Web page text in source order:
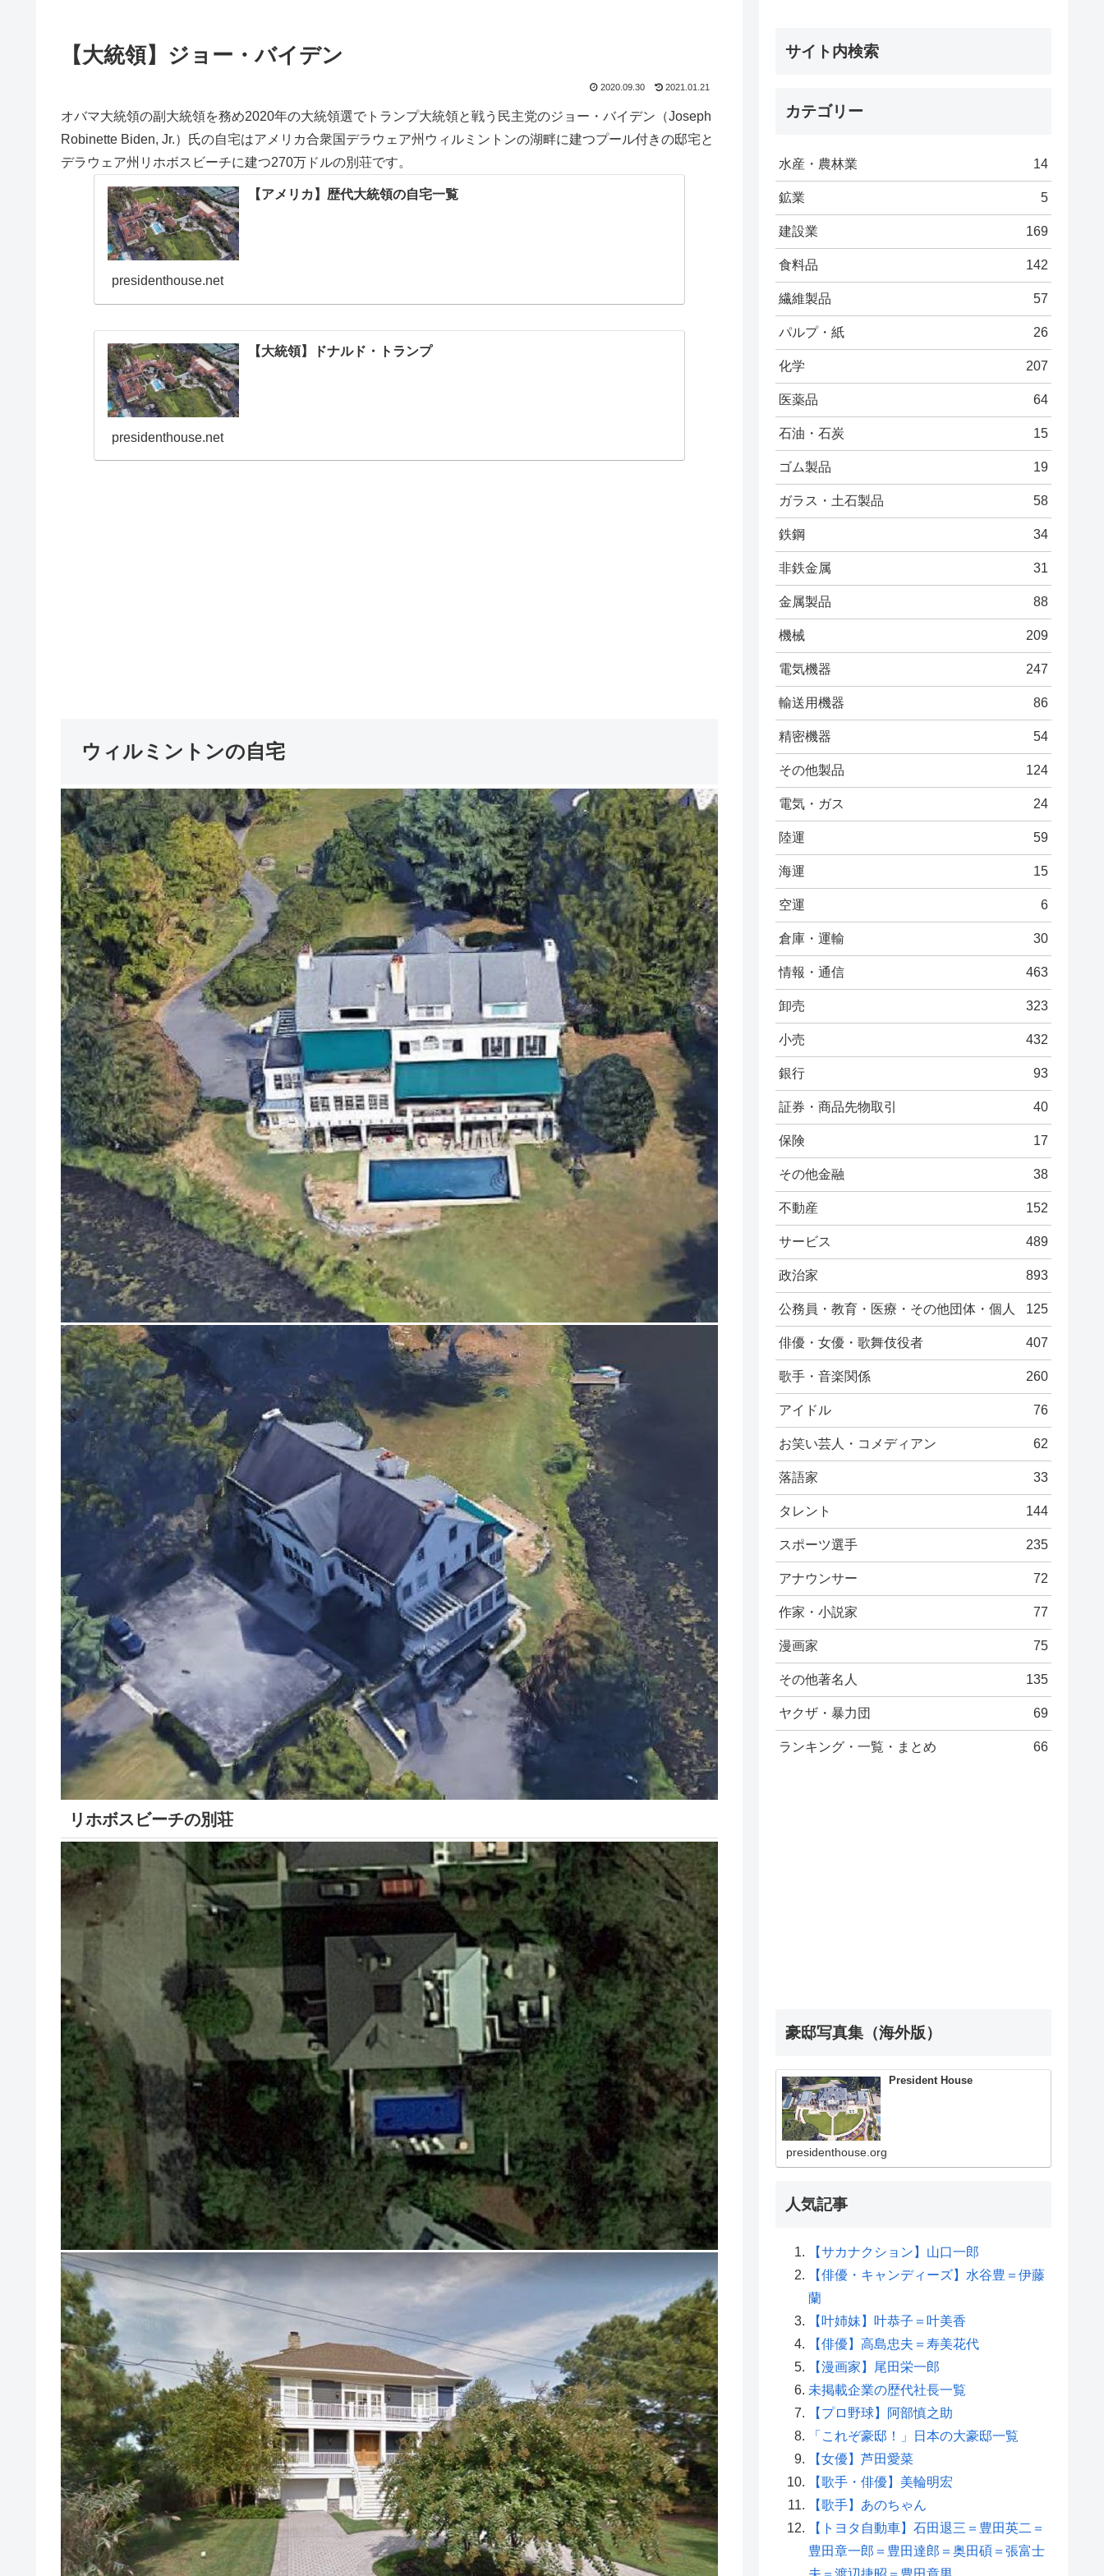
【大統領】ジョー・バイデン
2020.09.30 2021.01.21
オバマ大統領の副大統領を務め2020年の大統領選でトランプ大統領と戦う民主党のジョー・バイデン（Joseph
Robinette Biden, Jr.）氏の自宅はアメリカ合衆国デラウェア州ウィルミントンの湖畔に建つプール付きの邸宅と
デラウェア州リホボスビーチに建つ270万ドルの別荘です。
【アメリカ】歴代大統領の自宅一覧
presidenthouse.net
【大統領】ドナルド・トランプ
presidenthouse.net
ウィルミントンの自宅
リホボスビーチの別荘
サイト内検索
カテゴリー
水産・農林業 14
鉱業 5
建設業 169
食料品 142
繊維製品 57
パルプ・紙 26
化学 207
医薬品 64
石油・石炭 15
ゴム製品 19
ガラス・土石製品 58
鉄鋼 34
非鉄金属 31
金属製品 88
機械 209
電気機器 247
輸送用機器 86
精密機器 54
その他製品 124
電気・ガス 24
陸運 59
海運 15
空運 6
倉庫・運輸 30
情報・通信 463
卸売 323
小売 432
銀行 93
証券・商品先物取引 40
保険 17
その他金融 38
不動産 152
サービス 489
政治家 893
公務員・教育・医療・その他団体・個人 125
俳優・女優・歌舞伎役者 407
歌手・音楽関係 260
アイドル 76
お笑い芸人・コメディアン 62
落語家 33
タレント 144
スポーツ選手 235
アナウンサー 72
作家・小説家 77
漫画家 75
その他著名人 135
ヤクザ・暴力団 69
ランキング・一覧・まとめ 66
豪邸写真集（海外版）
President House
presidenthouse.org
人気記事
【サカナクション】山口一郎
【俳優・キャンディーズ】水谷豊＝伊藤
蘭
【叶姉妹】叶恭子＝叶美香
【俳優】高島忠夫＝寿美花代
【漫画家】尾田栄一郎
未掲載企業の歴代社長一覧
【プロ野球】阿部慎之助
「これぞ豪邸！」日本の大豪邸一覧
【女優】芦田愛菜
【歌手・俳優】美輪明宏
【歌手】あのちゃん
【トヨタ自動車】石田退三＝豊田英二＝
豊田章一郎＝豊田達郎＝奥田碩＝張富士